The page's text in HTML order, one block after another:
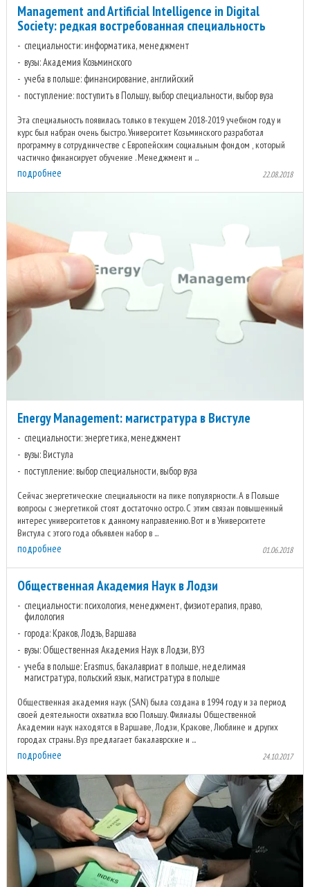
Management and Artificial Intelligence in Digital
Society: редкая востребованная специальность
специальности: информатика, менеджмент
вузы: Академия Козьминского
учеба в польше: финансирование, английский
поступление: поступить в Польшу, выбор специальности, выбор вуза
Эта специальность появилась только в текущем 2018-2019 учебном году и
курс был набран очень быстро. Университет Козьминского разработал
программу в сотрудничестве с Европейским социальным фондом , который
частично финансирует обучение . Менеджмент и ...
подробнее 22.08.2018
Energy Management: магистратура в Вистуле
специальности: энергетика, менеджмент
вузы: Вистула
поступление: выбор специальности, выбор вуза
Сейчас энергетические специальности на пике популярности. А в Польше
вопросы с энергетикой стоят достаточно остро. С этим связан повышенный
интерес университетов к данному направлению. Вот и в Университете
Вистула с этого года объявлен набор в ...
подробнее 01.06.2018
Общественная Академия Наук в Лодзи
специальности: психология, менеджмент, физиотерапия, право,
филология
города: Краков, Лодзь, Варшава
вузы: Общественная Академия Наук в Лодзи, ВУЗ
учеба в польше: Erasmus, бакалавриат в польше, неделимая
магистратура, польский язык, магистратура в польше
Общественная академия наук (SAN) была создана в 1994 году и за период
своей деятельности охватила всю Польшу. Филиалы Общественной
Академии наук находятся в Варшаве, Лодзи, Кракове, Люблине и других
городах страны. Вуз предлагает бакалаврские и ...
подробнее 24.10.2017